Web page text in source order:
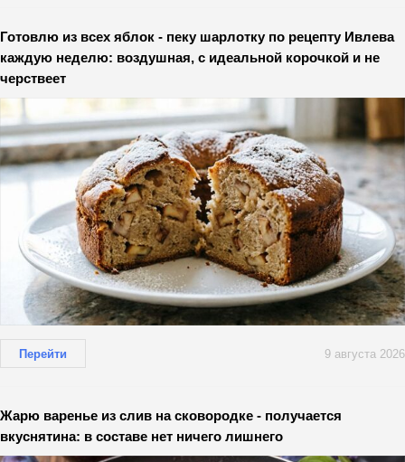
Готовлю из всех яблок - пеку шарлотку по рецепту Ивлева
каждую неделю: воздушная, с идеальной корочкой и не
черствеет
Перейти 9 августа 2026
Жарю варенье из слив на сковородке - получается
вкуснятина: в составе нет ничего лишнего